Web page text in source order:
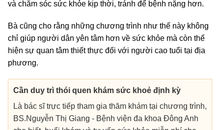
và chăm sóc sức khỏe kịp thời, tránh để bệnh nặng hơn.
Bà cũng cho rằng những chương trình như thế này không
chỉ giúp người dân yên tâm hơn về sức khỏe mà còn thể
hiện sự quan tâm thiết thực đối với người cao tuổi tại địa
phương.
Cần duy trì thói quen khám sức khoẻ định kỳ
Là bác sĩ trực tiếp tham gia thăm khám tại chương trình,
BS.Nguyễn Thị Giang - Bệnh viện đa khoa Đông Anh